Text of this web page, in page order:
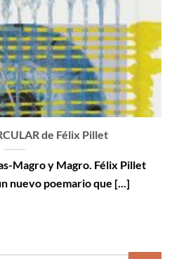
de Félix Pillet
Magro y Magro. Félix Pillet
nuevo poemario que [...]